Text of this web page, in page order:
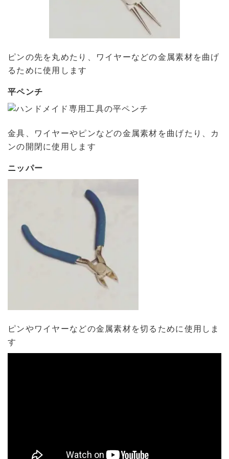
ピンの先を丸めたり、ワイヤーなどの金属素材を曲げ
るために使用します
平ペンチ
金具、ワイヤーやピンなどの金属素材を曲げたり、カ
ンの開閉に使用します
ニッパー
ピンやワイヤーなどの金属素材を切るために使用しま
す